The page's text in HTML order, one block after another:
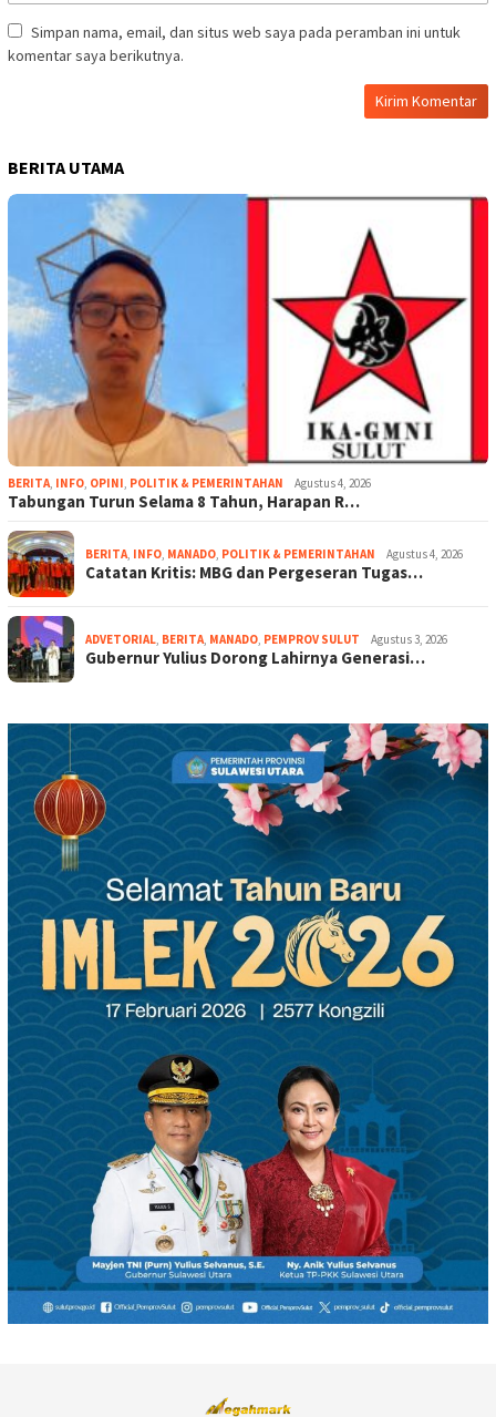
Simpan nama, email, dan situs web saya pada peramban ini untuk
komentar saya berikutnya.
BERITA UTAMA
BERITA INFO OPINI POLITIK & PEMERINTAHAN Agustus 4, 2026
Tabungan Turun Selama 8 Tahun, Harapan R…
BERITA INFO MANADO POLITIK & PEMERINTAHAN Agustus 4, 2026
Catatan Kritis: MBG dan Pergeseran Tugas…
ADVETORIAL BERITA MANADO PEMPROV SULUT Agustus 3, 2026
Gubernur Yulius Dorong Lahirnya Generasi…